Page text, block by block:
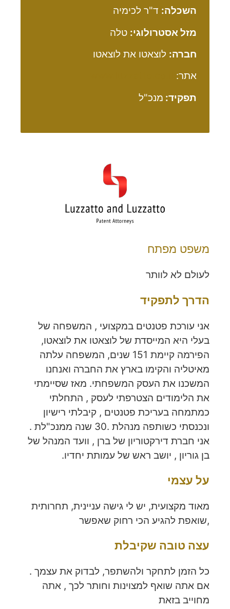
השכלה: ד"ר לכימיה
מזל אסטרולוגי: טלה
חברה: לוצאטו את לוצאטו
אתר:
תפקיד: מנכ"ל
משפט מפתח
לעולם לא לוותר
הדרך לתפקיד
אני עורכת פטנטים במקצועי , המשפחה של
בעלי היא המייסדת של לוצאטו את לוצאטו,
הפירמה קיימת 151 שנים, המשפחה עלתה
מאיטליה והקימו בארץ את החברה ואנחנו
המשכנו את העסק המשפחתי. מאז שסיימתי
את הלימודים הצטרפתי לעסק , התחלתי
כמתמחה בעריכת פטנטים , קיבלתי רישיון
ונכנסתי כשותפה מנהלת .30 שנה ממנכ"לת .
אני חברת דירקטוריון של ברן , וועד המנהל של
בן גוריון , יושב ראש של עמותת יחדיו.
על עצמי
מאוד מקצועית, יש לי גישה עניינית, תחרותית
,שואפת להגיע הכי רחוק שאפשר
עצה טובה שקיבלת
כל הזמן לתחקר ולהשתפר, לבדוק את עצמך .
אם אתה שואף למצוינות וחותר לכך , אתה
מחוייב בזאת